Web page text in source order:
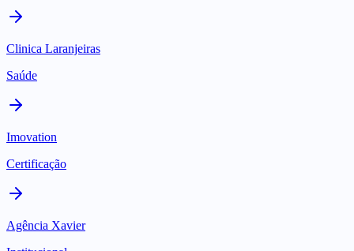
Clinica Laranjeiras
Saúde
Imovation
Certificação
Agência Xavier